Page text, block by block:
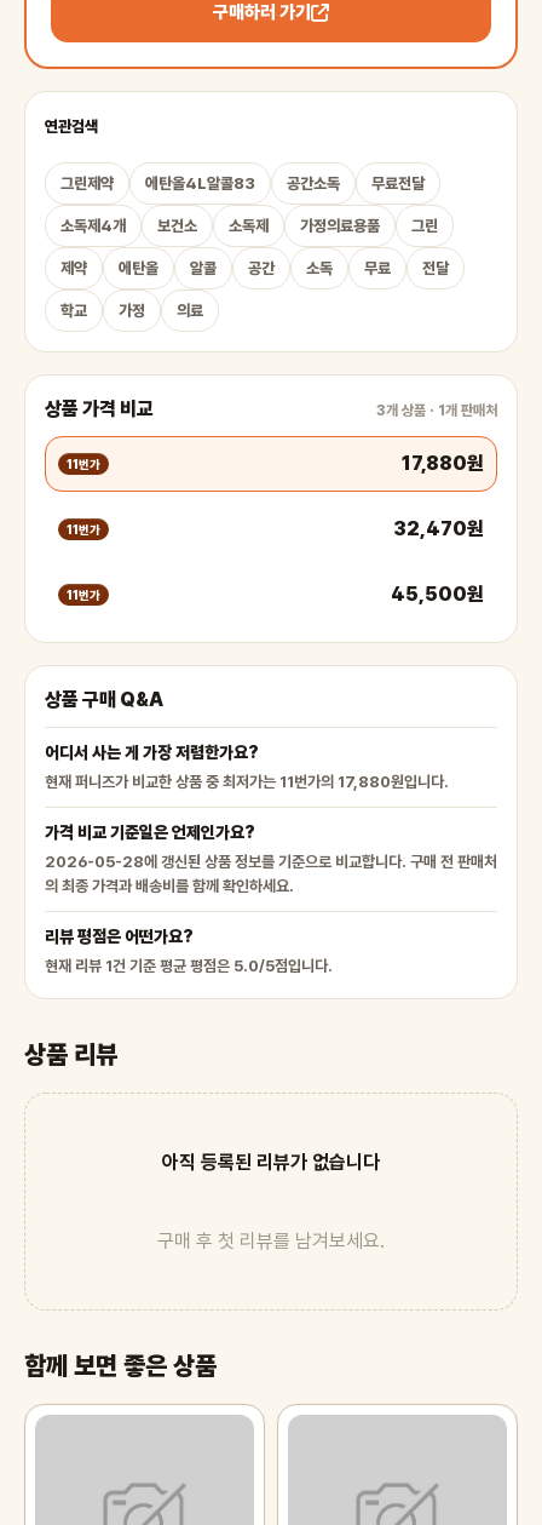
구매하러 가기
연관검색
그린제약 에탄올4L알콜83 공간소독 무료전달
소독제4개 보건소 소독제 가정의료용품 그린
제약 에탄올 알콜 공간 소독 무료 전달
학교 가정 의료
상품 가격 비교 3개 상품 · 1개 판매처
11번가 17,880원
11번가 32,470원
11번가 45,500원
상품 구매 Q&A
어디서 사는 게 가장 저렴한가요?
현재 퍼니즈가 비교한 상품 중 최저가는 11번가의 17,880원입니다.
가격 비교 기준일은 언제인가요?
2026-05-28에 갱신된 상품 정보를 기준으로 비교합니다. 구매 전 판매처
의 최종 가격과 배송비를 함께 확인하세요.
리뷰 평점은 어떤가요?
현재 리뷰 1건 기준 평균 평점은 5.0/5점입니다.
상품 리뷰
아직 등록된 리뷰가 없습니다
구매 후 첫 리뷰를 남겨보세요.
함께 보면 좋은 상품